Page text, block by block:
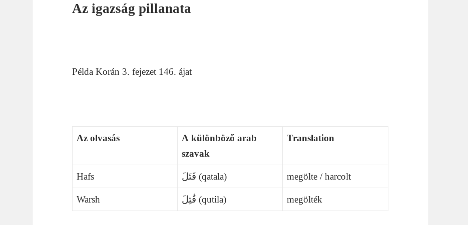
Az igazság pillanata
Példa Korán 3. fejezet 146. ájat
Az olvasás
A különböző arab
szavak
Translation
Hafs قَتَلَ (qatala) megölte / harcolt
Warsh قُتِلَ (qutila) megölték